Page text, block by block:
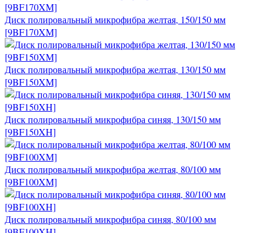
Диск полировальный микрофибра желтая, 150/150 мм
[9BF170XM]
Диск полировальный микрофибра желтая, 130/150 мм
[9BF150XM]
Диск полировальный микрофибра синяя, 130/150 мм
[9BF150XH]
Диск полировальный микрофибра желтая, 80/100 мм
[9BF100XM]
Диск полировальный микрофибра синяя, 80/100 мм